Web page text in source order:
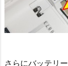
さらにバッテリ